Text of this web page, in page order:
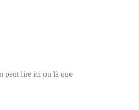
peut lire ici ou là que